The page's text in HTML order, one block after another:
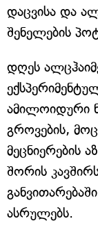
დაცვისა და
შენელების
დღეს
ამილოიდური
გროვების,
მეცნიერების
შორის
ასრულებს.